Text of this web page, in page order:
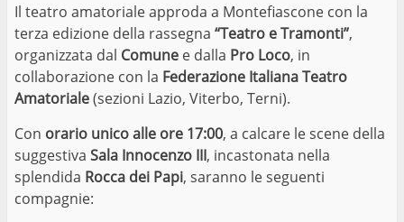
Il teatro amatoriale approda a Montefiascone con la
terza edizione della rassegna “Teatro e Tramonti”,
organizzata dal Comune e dalla Pro Loco, in
collaborazione con la Federazione Italiana Teatro
Amatoriale(sezioni Lazio, Viterbo, Terni).
Con orario unico alle ore 17:00, a calcare le scene della
suggestiva Sala Innocenzo III, incastonata nella
splendida Rocca dei Papi, saranno le seguenti
compagnie: